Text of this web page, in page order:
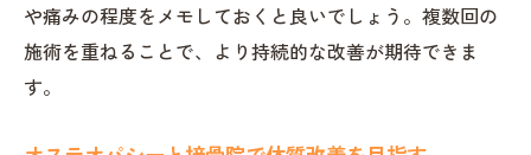
や痛みの程度をメモしておくと良いでしょう。複数回の
施術を重ねることで、より持続的な改善が期待できま
す。